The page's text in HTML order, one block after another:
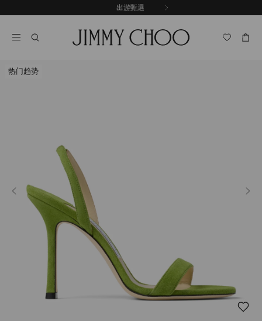
至
探索新品
出游甄選
热门趋势